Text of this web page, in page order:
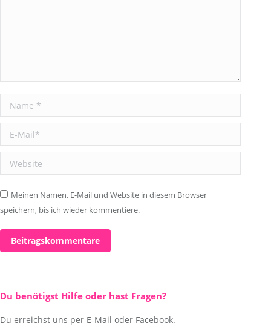
Name *
E-Mail *
Website
Meinen Namen, E-Mail und Website in diesem Browser
speichern, bis ich wieder kommentiere.
Beitragskommentare
Du benötigst Hilfe oder hast Fragen?
Du erreichst uns per E-Mail oder Facebook.